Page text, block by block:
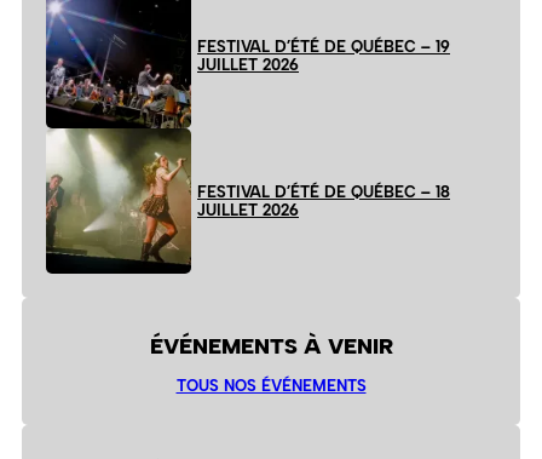
FESTIVAL D’ÉTÉ DE QUÉBEC – 19
JUILLET 2026
FESTIVAL D’ÉTÉ DE QUÉBEC – 18
JUILLET 2026
ÉVÉNEMENTS À VENIR
TOUS NOS ÉVÉNEMENTS